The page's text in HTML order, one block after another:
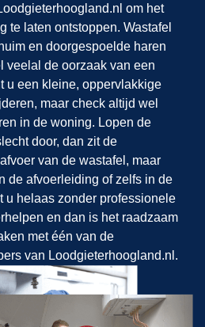
om het
te laten ontstoppen. Wastafel
en doorgespoelde haren
veelal de oorzaak van een
u een kleine, oppervlakkige
maar check altijd wel
in de woning. Lopen de
door, dan zit de
van de wastafel, maar
de afvoerleiding of zelfs in de
u helaas zonder professionele
en dan is het raadzaam
met één van de
van Loodgieterhoogland.nl.